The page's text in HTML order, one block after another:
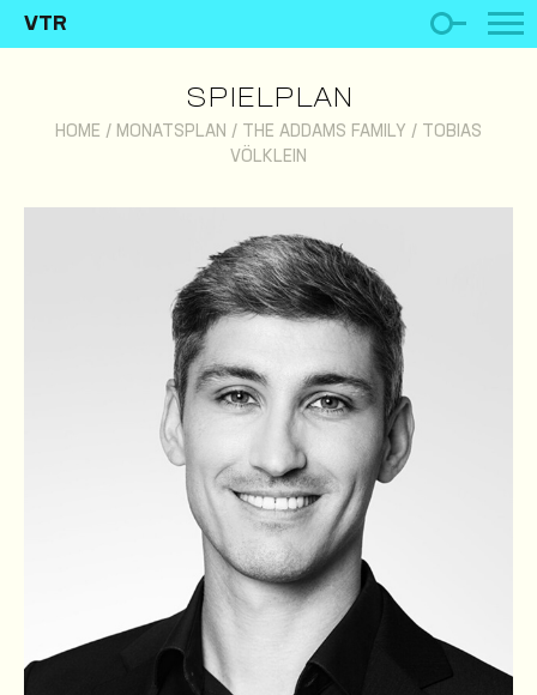
VTR
SPIELPLAN
HOME / MONATSPLAN / THE ADDAMS FAMILY /
TOBIAS
VÖLKLEIN